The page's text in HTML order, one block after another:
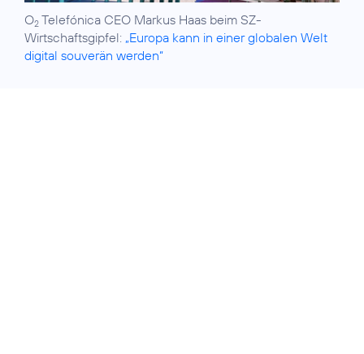
O2 Telefónica CEO Markus Haas beim SZ-
Wirtschaftsgipfel: „Europa kann in einer globalen Welt
digital souverän werden“